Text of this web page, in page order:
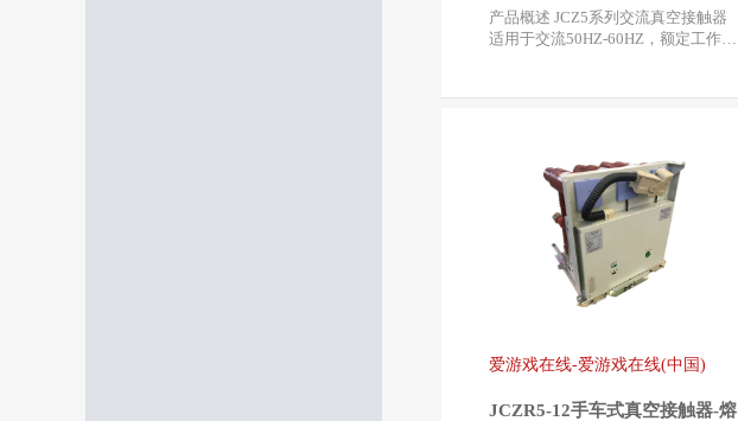
产品概述 JCZ5系列交流真空接触器
适用于交流50HZ-60HZ，额定工作电
爱游戏在线-爱游戏在线(中国)
JCZR5-12手车式真空接触器-熔